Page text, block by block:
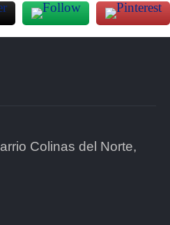
Colinas del Norte,